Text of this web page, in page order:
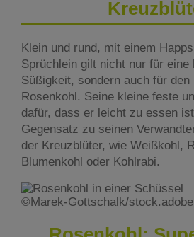
Klein und rund, mit einem
Sprüchlein gilt nicht nur für eine
Süßigkeit, sondern auch für den
Rosenkohl. Seine kleine feste
dafür, dass er leicht zu essen
Gegensatz zu seinen
der Kreuzblüter, wie Weißkohl,
Blumenkohl oder Kohlrabi.
©Marek-Gottschalk/